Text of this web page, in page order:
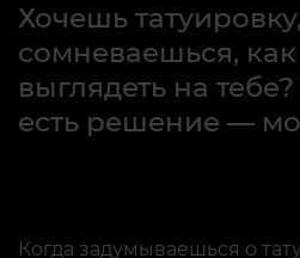
Хочешь
сомневаешься, как
выглядеть на
есть решение —
Когда задумываешься о